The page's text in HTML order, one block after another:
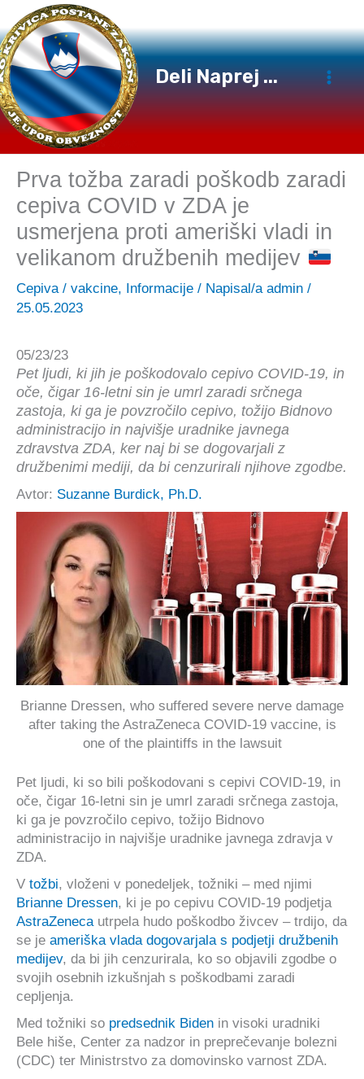
Preskoči
na
vsebino
Deli Naprej ...
Prva tožba zaradi poškodb zaradi
cepiva COVID v ZDA je
usmerjena proti ameriški vladi in
velikanom družbenih medijev
Cepiva / vakcine, Informacije / Napisal/a admin /
25.05.2023
05/23/23
Pet ljudi, ki jih je poškodovalo cepivo COVID-19, in
oče, čigar 16-letni sin je umrl zaradi srčnega
zastoja, ki ga je povzročilo cepivo, tožijo Bidnovo
administracijo in najvišje uradnike javnega
zdravstva ZDA, ker naj bi se dogovarjali z
družbenimi mediji, da bi cenzurirali njihove zgodbe.
Avtor: Suzanne Burdick, Ph.D.
Brianne Dressen, who suffered severe nerve damage
after taking the AstraZeneca COVID-19 vaccine, is
one of the plaintiffs in the lawsuit
Pet ljudi, ki so bili poškodovani s cepivi COVID-19, in
oče, čigar 16-letni sin je umrl zaradi srčnega zastoja,
ki ga je povzročilo cepivo, tožijo Bidnovo
administracijo in najvišje uradnike javnega zdravja v
ZDA.
V tožbi, vloženi v ponedeljek, tožniki – med njimi
Brianne Dressen, ki je po cepivu COVID-19 podjetja
AstraZenecautrpela hudo poškodbo živcev – trdijo, da
se je ameriška vlada dogovarjala s podjetji družbenih
medijev, da bi jih cenzurirala, ko so objavili zgodbe o
svojih osebnih izkušnjah s poškodbami zaradi
cepljenja.
Med tožniki so predsednik Biden in visoki uradniki
Bele hiše, Center za nadzor in preprečevanje bolezni
(CDC) ter Ministrstvo za domovinsko varnost ZDA.